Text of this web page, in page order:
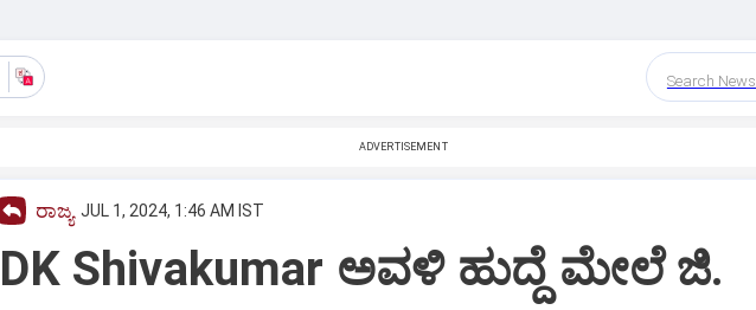
Search News
ADVERTISEMENT
ರಾಜ್ಯ JUL 1, 2024, 1:46 AM IST
DK Shivakumar ಅವಳಿ ಹುದ್ದೆ ಮೇಲೆ ಜಿ.